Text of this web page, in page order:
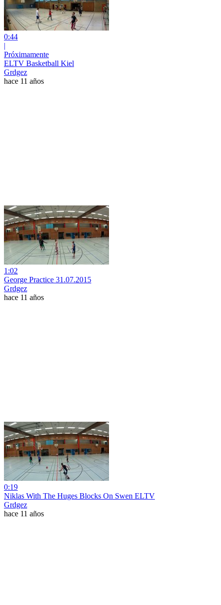
0:44
|
Próximamente
ELTV Basketball Kiel
Grdgez
hace 11 años
1:02
George Practice 31.07.2015
Grdgez
hace 11 años
0:19
Niklas With The Huges Blocks On Swen ELTV
Grdgez
hace 11 años